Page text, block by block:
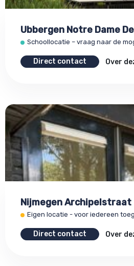
Ubbergen Notre Dame
Schoollocatie – vraag naar de
Direct contact Over
Nijmegen Archipelstraat
Eigen locatie - voor iedereen
Direct contact Over